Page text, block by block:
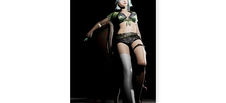
Avernum: Escape From the Pit